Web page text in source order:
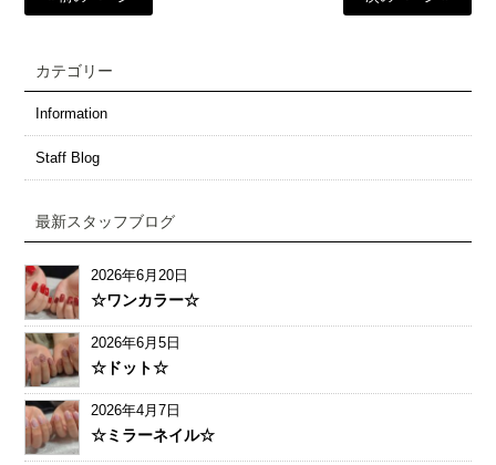
カテゴリー
Information
Staff Blog
最新スタッフブログ
2026年6月20日
☆ワンカラー☆
2026年6月5日
☆ドット☆
2026年4月7日
☆ミラーネイル☆